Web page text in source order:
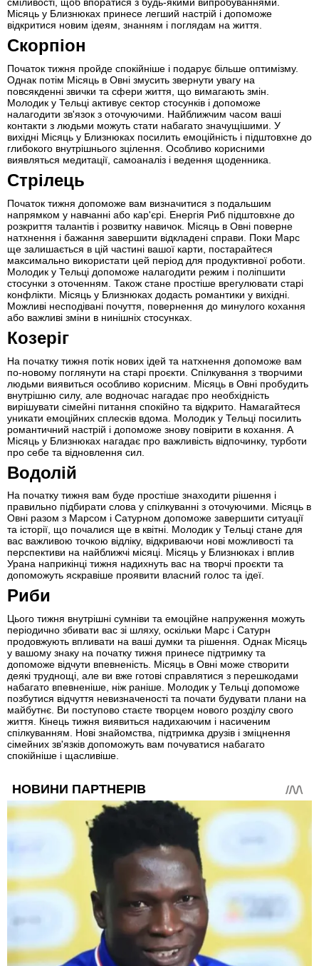
Місяць у Близнюках принесе легший настрій і допоможе
відкритися новим ідеям, знанням і поглядам на життя.
Скорпіон
Початок тижня пройде спокійніше і подарує більше оптимізму.
Однак потім Місяць в Овні змусить звернути увагу на
повсякденні звички та сфери життя, що вимагають змін.
Молодик у Тельці активує сектор стосунків і допоможе
налагодити зв'язок з оточуючими. Найближчим часом ваші
контакти з людьми можуть стати набагато значущішими. У
вихідні Місяць у Близнюках посилить емоційність і підштовхне до
глибокого внутрішнього зцілення. Особливо корисними
виявляться медитації, самоаналіз і ведення щоденника.
Стрілець
Початок тижня допоможе вам визначитися з подальшим
напрямком у навчанні або кар'єрі. Енергія Риб підштовхне до
розкриття талантів і розвитку навичок. Місяць в Овні поверне
натхнення і бажання завершити відкладені справи. Поки Марс
ще залишається в цій частині вашої карти, постарайтеся
максимально використати цей період для продуктивної роботи.
Молодик у Тельці допоможе налагодити режим і поліпшити
стосунки з оточенням. Також стане простіше врегулювати старі
конфлікти. Місяць у Близнюках додасть романтики у вихідні.
Можливі несподівані почуття, повернення до минулого кохання
або важливі зміни в нинішніх стосунках.
Козеріг
На початку тижня потік нових ідей та натхнення допоможе вам
по-новому поглянути на старі проєкти. Спілкування з творчими
людьми виявиться особливо корисним. Місяць в Овні пробудить
внутрішню силу, але водночас нагадає про необхідність
вирішувати сімейні питання спокійно та відкрито. Намагайтеся
уникати емоційних сплесків вдома. Молодик у Тельці посилить
романтичний настрій і допоможе знову повірити в кохання. А
Місяць у Близнюках нагадає про важливість відпочинку, турботи
про себе та відновлення сил.
Водолій
На початку тижня вам буде простіше знаходити рішення і
правильно підбирати слова у спілкуванні з оточуючими. Місяць в
Овні разом з Марсом і Сатурном допоможе завершити ситуації
та історії, що почалися ще в квітні. Молодик у Тельці стане для
вас важливою точкою відліку, відкриваючи нові можливості та
перспективи на найближчі місяці. Місяць у Близнюках і вплив
Урана наприкінці тижня надихнуть вас на творчі проєкти та
допоможуть яскравіше проявити власний голос та ідеї.
Риби
Цього тижня внутрішні сумніви та емоційне напруження можуть
періодично збивати вас зі шляху, оскільки Марс і Сатурн
продовжують впливати на ваші думки та рішення. Однак Місяць
у вашому знаку на початку тижня принесе підтримку та
допоможе відчути впевненість. Місяць в Овні може створити
деякі труднощі, але ви вже готові справлятися з перешкодами
набагато впевненіше, ніж раніше. Молодик у Тельці допоможе
позбутися відчуття невизначеності та почати будувати плани на
майбутнє. Ви поступово стаєте творцем нового розділу свого
життя. Кінець тижня виявиться надихаючим і насиченим
спілкуванням. Нові знайомства, підтримка друзів і зміцнення
сімейних зв'язків допоможуть вам почуватися набагато
спокійніше і щасливіше.